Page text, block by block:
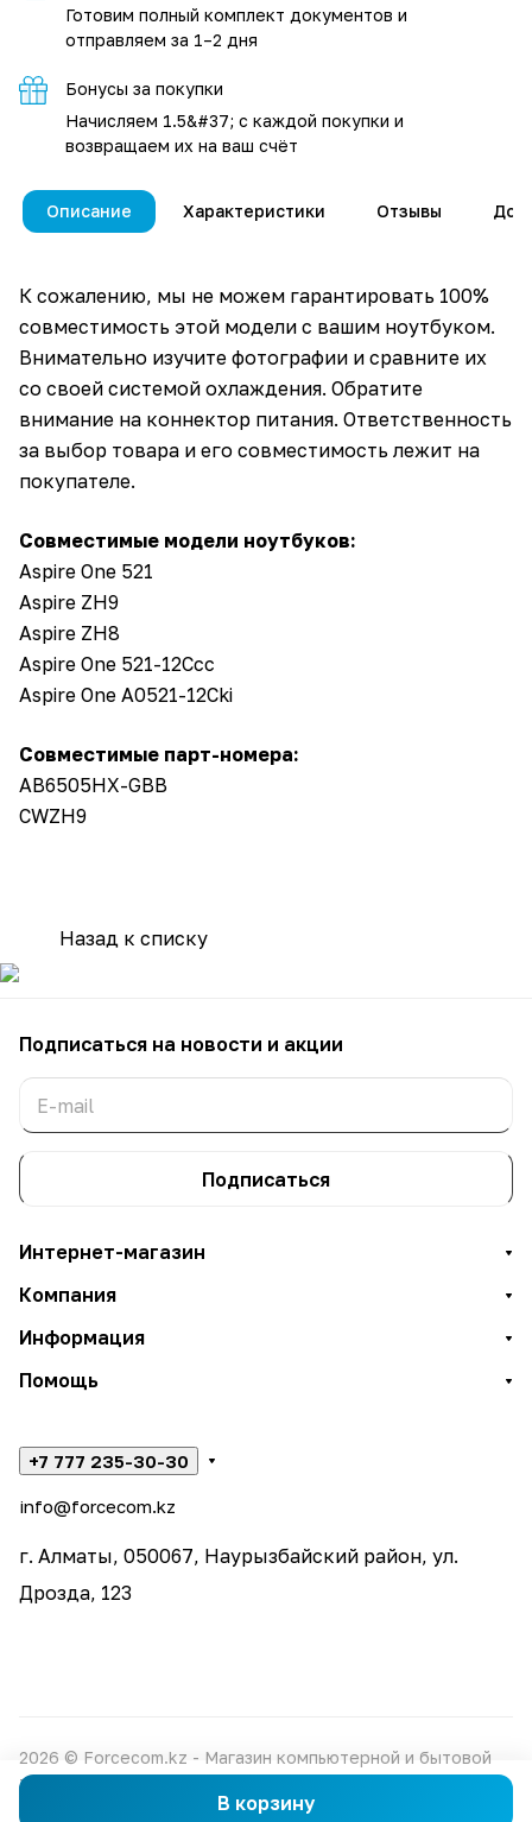
В корзину
Готовим полный комплект документов и
отправляем за 1–2 дня
Бонусы за покупки
Начисляем 1.5&#37; с каждой покупки и
возвращаем их на ваш счёт
Описание Характеристики Отзывы
К сожалению, мы не можем гарантировать 100%
совместимость этой модели с вашим ноутбуком.
Внимательно изучите фотографии и сравните их
со своей системой охлаждения. Обратите
внимание на коннектор питания. Ответственность
за выбор товара и его совместимость лежит на
покупателе.
Совместимые модели ноутбуков:
Aspire One 521
Aspire ZH9
Aspire ZH8
Aspire One 521-12Ccc
Aspire One A0521-12Cki
Совместимые парт-номера:
AB6505HX-GBB
CWZH9
Назад к списку
Подписаться на новости и акции
Подписаться
Интернет-магазин
Компания
Информация
Помощь
+7 777 235-30-30
info@forcecom.kz
г. Алматы, 050067, Наурызбайский район, ул.
Дрозда, 123
2026 © Forcecom.kz - Магазин компьютерной и бытовой
техники